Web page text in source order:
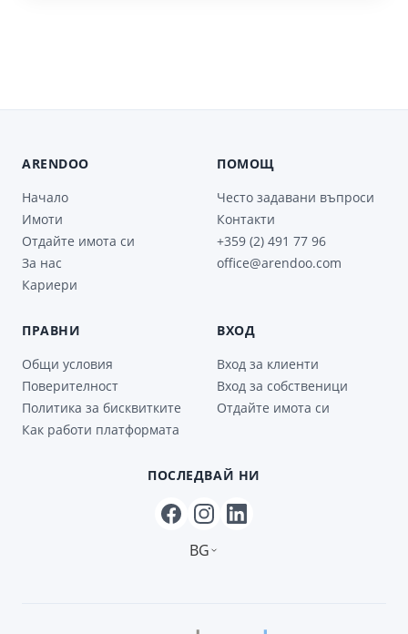
ARENDOO
Начало
Имоти
Отдайте имота си
За нас
Кариери
ПОМОЩ
Често задавани въпроси
Контакти
+359 (2) 491 77 96
office@arendoo.com
ПРАВНИ
Общи условия
Поверителност
Политика за бисквитките
Как работи платформата
ВХОД
Вход за клиенти
Вход за собственици
Отдайте имота си
ПОСЛЕДВАЙ НИ
BG